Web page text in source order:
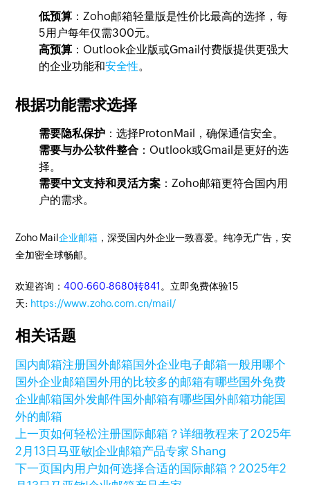
低预算 ：Zoho邮箱轻量版是性价比最高的选择，每
5用户每年仅需300元。
高预算 ：Outlook企业版或Gmail付费版提供更强大
的企业功能和安全性。
根据功能需求选择
需要隐私保护 ：选择ProtonMail，确保通信安全。
需要与办公软件整合 ：Outlook或Gmail是更好的选
择。
需要中文支持和灵活方案 ：Zoho邮箱更符合国内用
户的需求。
Zoho Mail企业邮箱 ，深受国内外企业一致喜爱。纯净无广告，安
全加密全球畅邮。
欢迎咨询：400-660-8680转841 。立即免费体验15
天: https://www.zoho.com.cn/mail/
相关话题
国内邮箱注册国外邮箱国外企业电子邮箱一般用哪个
国外企业邮箱国外用的比较多的邮箱有哪些国外免费
企业邮箱国外发邮件国外邮箱有哪些国外邮箱功能国
外的邮箱
上一页如何轻松注册国际邮箱？详细教程来了2025年
2月13日马亚敏|企业邮箱产品专家 Shang
下一页国内用户如何选择合适的国际邮箱？2025年2